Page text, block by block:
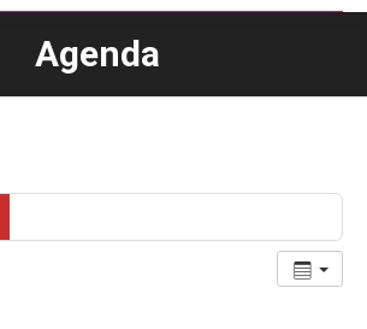
Agenda
Estás aquí: